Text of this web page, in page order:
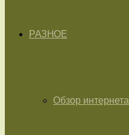
РАЗНОЕ
Обзор интернета